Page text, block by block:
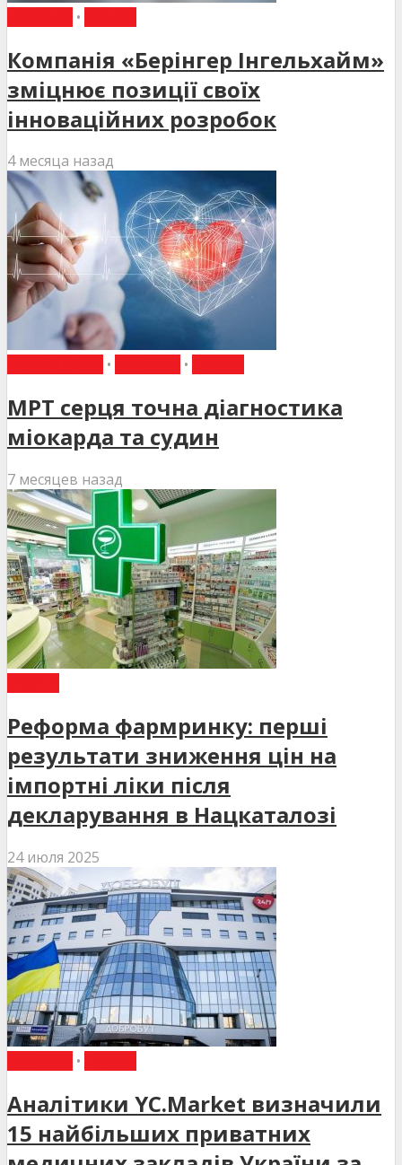
•
Компанія «Берінгер Інгельхайм»
зміцнює позиції своїх
інноваційних розробок
4 месяца назад
• •
МРТ серця точна діагностика
міокарда та судин
7 месяцев назад
Реформа фармринку: перші
результати зниження цін на
імпортні ліки після
декларування в Нацкаталозі
24 июля 2025
•
Аналітики YC.Market визначили
15 найбільших приватних